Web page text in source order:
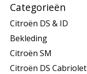
Categorieën
Citroën DS & ID
Bekleding
Citroën SM
Citroën DS Cabriolet